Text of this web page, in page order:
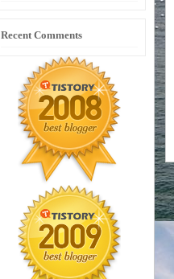
Recent Comments